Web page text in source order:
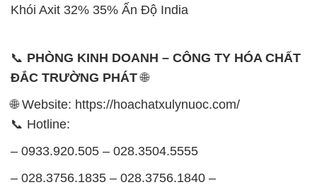
🌐 Website: https://hoachatxulynuoc.com/
– 0933.920.505 – 028.3504.5555
028.3756.1841- 028.3756.1842
0902.765.866
📧 Email: hoachat@dactruongphat.vn